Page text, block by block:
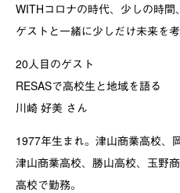
WITHコロナの時代、少しの時間、
ゲストと一緒に少しだけ未来を
20人目のゲスト
RESASで高校生と地域を語る
川崎 好美 さん
1977年生まれ。津山商業高校、
津山商業高校、勝山高校、玉野
高校で勤務。